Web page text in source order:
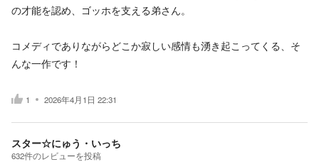
の才能を認め、ゴッホを支える弟さん。
コメディでありながらどこか寂しい感情も湧き起こってくる、そ
んな一作です！
1 2026年4月1日 22:31
スター☆にゅう・いっち
632件のレビューを投稿